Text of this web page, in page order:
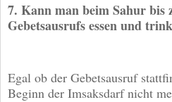
7. Kann man beim Sahur bis
Gebetsausrufs essen und
Egal ob der Gebetsausruf
Beginn der Imsaksdarf nicht